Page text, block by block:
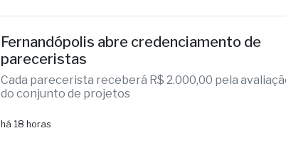
Fernandópolis abre credenciamento de
pareceristas
Cada parecerista receberá R$ 2.000,00 pela avaliação